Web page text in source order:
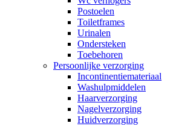
Postoelen
Toiletframes
Urinalen
Ondersteken
Toebehoren
Persoonlijke verzorging
Incontinentiemateriaal
Washulpmiddelen
Haarverzorging
Nagelverzorging
Huidverzorging